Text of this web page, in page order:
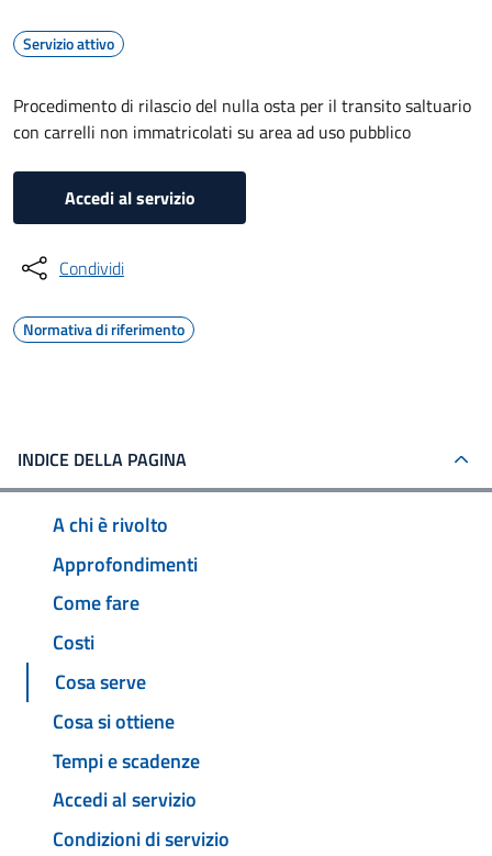
Servizio attivo
Procedimento di rilascio del nulla osta per il transito saltuario
con carrelli non immatricolati su area ad uso pubblico
Accedi al servizio
Condividi
Normativa di riferimento
INDICE DELLA PAGINA
A chi è rivolto
Approfondimenti
Come fare
Costi
Cosa serve
Cosa si ottiene
Tempi e scadenze
Accedi al servizio
Condizioni di servizio